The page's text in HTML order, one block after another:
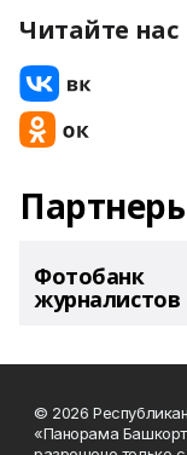
Читайте нас
Фотобанк
журналистов
© 2026
«Панорама